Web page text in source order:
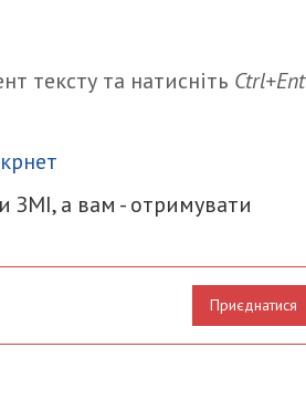
тексту та натисніть
ЗМІ, а вам - отримувати
Приєднатися